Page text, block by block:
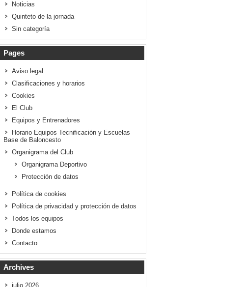
Noticias
Quinteto de la jornada
Sin categoría
Pages
Aviso legal
Clasificaciones y horarios
Cookies
El Club
Equipos y Entrenadores
Horario Equipos Tecnificación y Escuelas
Base de Baloncesto
Organigrama del Club
Organigrama Deportivo
Protección de datos
Política de cookies
Política de privacidad y protección de datos
Todos los equipos
Donde estamos
Contacto
Archives
julio 2026